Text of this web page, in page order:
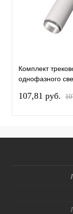
Комплект
однофазного
белый песок/
107,81 pуб.